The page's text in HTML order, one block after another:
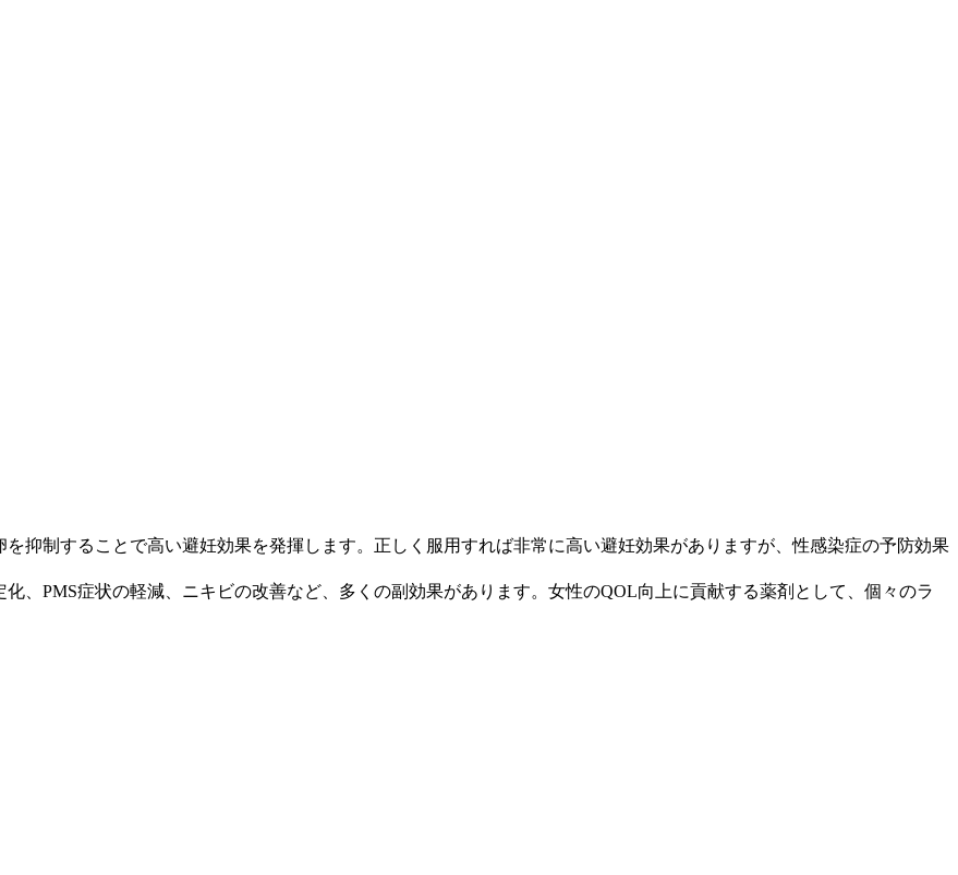
抑制することで高い避妊効果を発揮します。正しく服用すれば非常に高い避妊効果がありますが、性感染症の予防効果
、PMS症状の軽減、ニキビの改善など、多くの副効果があります。女性のQOL向上に貢献する薬剤として、個々のラ